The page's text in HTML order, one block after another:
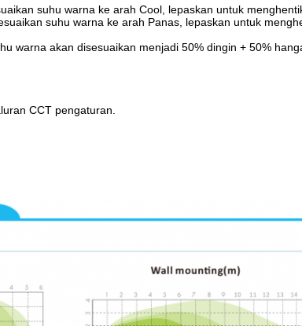
suhu warna ke arah Cool, lepaskan untuk
suhu warna ke arah Panas, lepaskan untuk
warna akan disesuaikan menjadi 50% dingin + 50%
CCT pengaturan.